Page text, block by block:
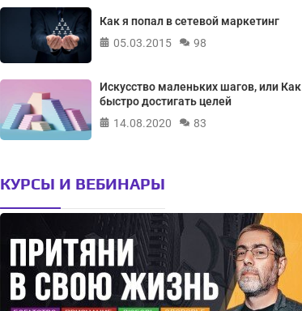
Как я попал в сетевой маркетинг
05.03.2015
98
Искусство маленьких шагов, или Как
быстро достигать целей
14.08.2020
83
КУРСЫ И ВЕБИНАРЫ